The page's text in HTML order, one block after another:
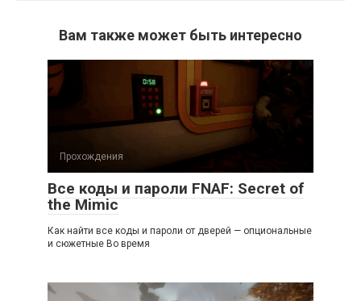
Вам также может быть интересно
Прохождения
Все коды и пароли FNAF: Secret of
the Mimic
Как найти все коды и пароли от дверей — опциональные
и сюжетные Во время